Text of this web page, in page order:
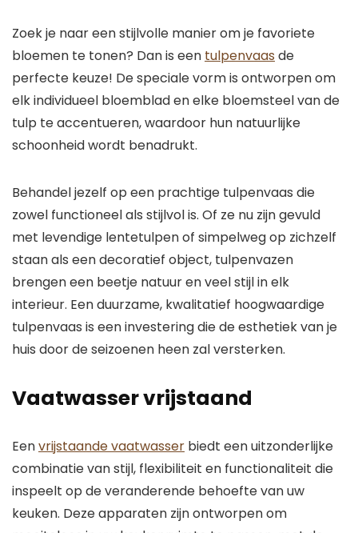
Zoek je naar een stijlvolle manier om je favoriete
bloemen te tonen? Dan is een tulpenvaas de
perfecte keuze! De speciale vorm is ontworpen om
elk individueel bloemblad en elke bloemsteel van de
tulp te accentueren, waardoor hun natuurlijke
schoonheid wordt benadrukt.
Behandel jezelf op een prachtige tulpenvaas die
zowel functioneel als stijlvol is. Of ze nu zijn gevuld
met levendige lentetulpen of simpelweg op zichzelf
staan als een decoratief object, tulpenvazen
brengen een beetje natuur en veel stijl in elk
interieur. Een duurzame, kwalitatief hoogwaardige
tulpenvaas is een investering die de esthetiek van je
huis door de seizoenen heen zal versterken.
Vaatwasser vrijstaand
Eenvrijstaande vaatwasser biedt een uitzonderlijke
combinatie van stijl, flexibiliteit en functionaliteit die
inspeelt op de veranderende behoefte van uw
keuken. Deze apparaten zijn ontworpen om